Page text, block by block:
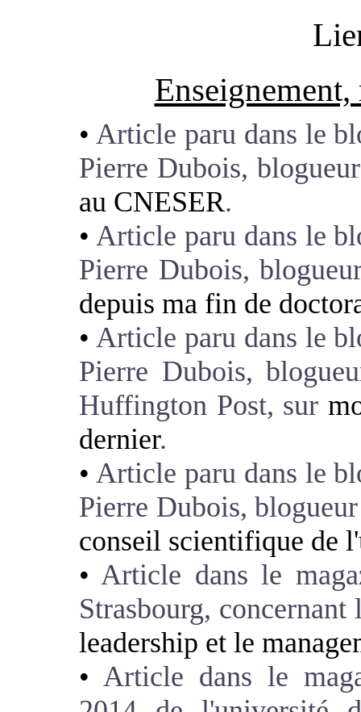
Article paru dans le
Pierre Dubois,
au CNESER.
Article paru dans le
Pierre Dubois,
depuis ma fin de
Article paru dans le
Pierre Dubois,
Huffington Post, sur
dernier.
Article paru dans le
Pierre Dubois,
conseil scientifique de
Article dans le
Strasbourg, concernant
leadership et le
Article dans le